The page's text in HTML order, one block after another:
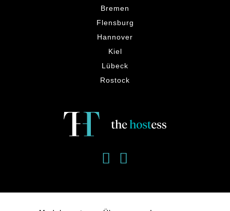
Bremen
Flensburg
Hannover
Kiel
Lübeck
Rostock